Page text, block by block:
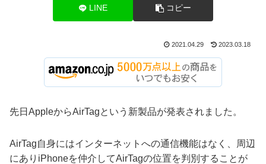
LINE コピー
2021.04.29 2023.03.18
先日AppleからAirTagという新製品が発表されました。
AirTag自身にはインターネットへの通信機能はなく、周辺
にありiPhoneを仲介してAirTagの位置を判別することが